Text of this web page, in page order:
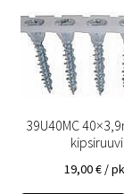
39U40MC
kipsiruuvi
19,00€ /